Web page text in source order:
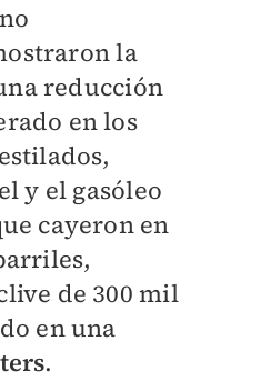
la
reducción
en los
y el gasóleo
cayeron en
de 300 mil
en una
.